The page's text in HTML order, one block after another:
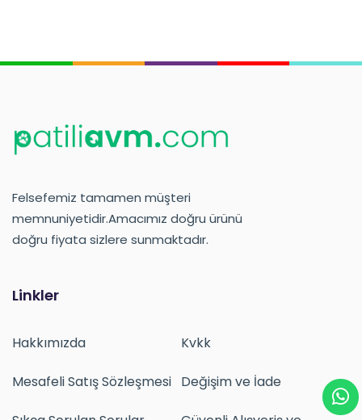
Felsefemiz tamamen müşteri
memnuniyetidir.Amacımız doğru ürünü
doğru fiyata sizlere sunmaktadır.
Linkler
Hakkımızda Kvkk
Mesafeli Satış Sözleşmesi Değişim ve İade